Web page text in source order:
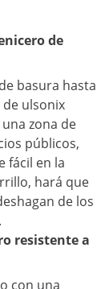
de
basura hasta
ulsonix
zona de
públicos,
fácil en la
hará que
de los
resistente a
con una